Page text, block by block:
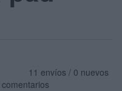
11 envíos / 0 nuevos